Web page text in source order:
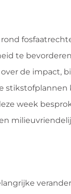
te
de impact,
week